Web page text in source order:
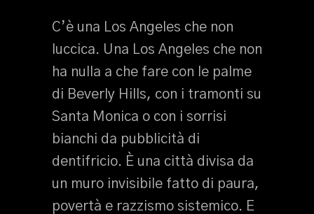
C’è una Los Angeles che non
luccica. Una Los Angeles che non
ha nulla a che fare con le palme
di Beverly Hills, con i tramonti su
Santa Monica o con i sorrisi
bianchi da pubblicità di
dentifricio. È una città divisa da
un muro invisibile fatto di paura,
povertà e razzismo sistemico. E